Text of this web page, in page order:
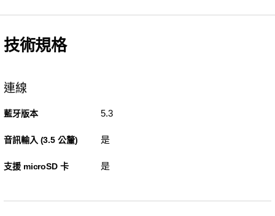
技術規格
連線
藍牙版本 5.3
音訊輸入 (3.5 公釐) 是
支援 microSD 卡 是